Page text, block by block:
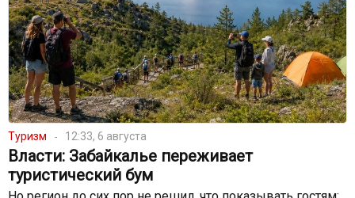
Туризм 12:33, 6 августа
Власти: Забайкалье переживает
туристический бум